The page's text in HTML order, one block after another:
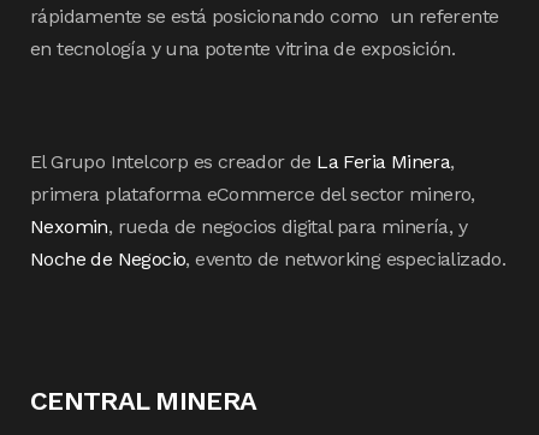
rápidamente se está posicionando como un referente
en tecnología y una potente vitrina de exposición.
El Grupo Intelcorp es creador de La Feria Minera,
primera plataforma eCommerce del sector minero,
Nexomin, rueda de negocios digital para minería, y
Noche de Negocio, evento de networking especializado.
CENTRAL MINERA